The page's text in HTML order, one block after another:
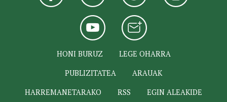
HONI BURUZ
LEGE OHARRA
PUBLIZITATEA
ARAUAK
HARREMANETARAKO
RSS EGIN ALEAKIDE